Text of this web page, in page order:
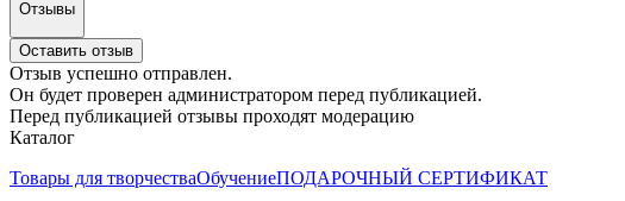
Отзывы
Оставить отзыв
Отзыв успешно отправлен.
Он будет проверен администратором перед публикацией.
Перед публикацией отзывы проходят модерацию
Каталог
Товары для творчестваОбучениеПОДАРОЧНЫЙ СЕРТИФИКАТ